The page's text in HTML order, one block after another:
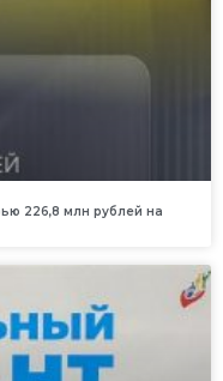
226,8 млн рублей на